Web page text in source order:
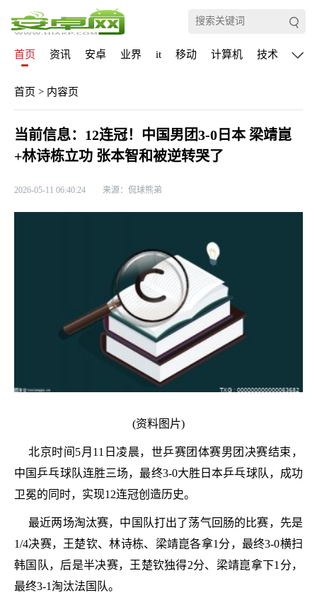
首页 资讯 安卓 业界 it 移动 计算机 技术 通信
首页 > 内容页
当前信息：12连冠！中国男团3-0日本 梁靖崑
+林诗栋立功 张本智和被逆转哭了
2026-05-11 06:40:24 来源：侃球熊弟
(资料图片)
北京时间5月11日凌晨，世乒赛团体赛男团决赛结束，
中国乒乓球队连胜三场，最终3-0大胜日本乒乓球队，成功
卫冕的同时，实现12连冠创造历史。
最近两场淘汰赛，中国队打出了荡气回肠的比赛，先是
1/4决赛，王楚钦、林诗栋、梁靖崑各拿1分，最终3-0横扫
韩国队，后是半决赛，王楚钦独得2分、梁靖崑拿下1分，
最终3-1淘汰法国队。